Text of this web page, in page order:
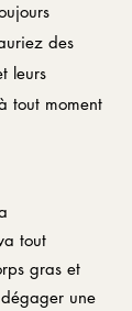
des
leurs
tout moment
tout
gras et
une